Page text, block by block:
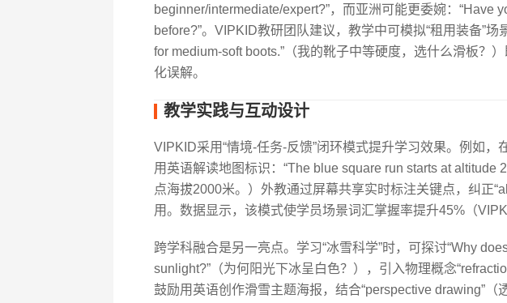
beginner/intermediate/expert?”，而亚洲可能更委婉：“Have
before?”。VIPKID教研团队建议，教学中可模拟“租用装备”场
for medium-soft boots.”（我的靴子中等硬度，选什么滑板？
化误解。
教学实践与互动设计
VIPKID采用“情境-任务-反馈”闭环模式提升学习效果。例如，
用英语解读地图标识：“The blue square run starts at altitude
点海拔2000米。）外教通过屏幕共享实时标注关键点，纠正
用。数据显示，该模式使学员场景词汇掌握率提升45%（
跨学科融合是另一亮点。学习“冰雪科学”时，可探讨“Why
sunlight?”（为何阳光下冰呈白色？），引入物理概念
鼓励用英语创作滑雪主题海报，结合“perspective drawing”（